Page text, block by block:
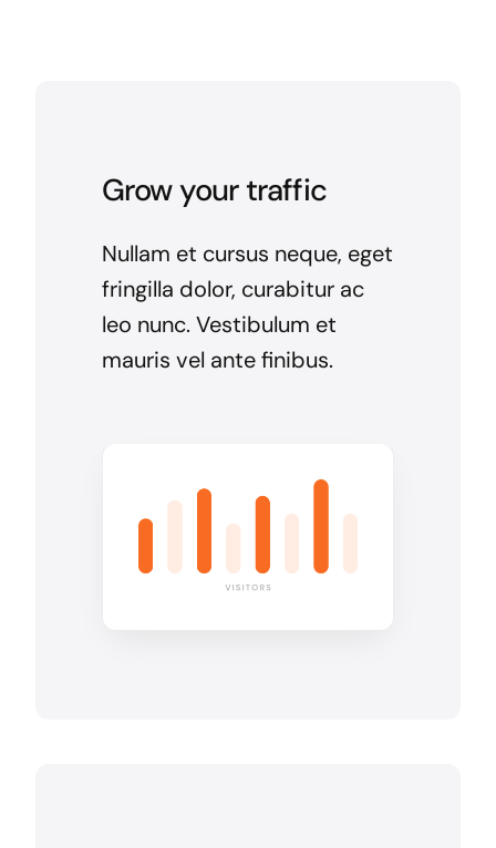
Grow your traffic
Nullam et cursus neque, eget
fringilla dolor, curabitur ac
leo nunc. Vestibulum et
mauris vel ante finibus.